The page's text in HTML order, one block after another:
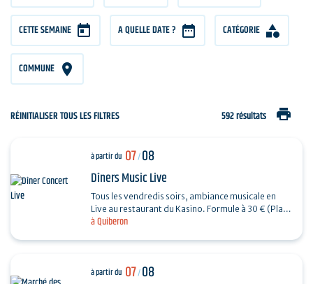
CETTE SEMAINE A QUELLE DATE ? CATÉGORIE
COMMUNE
RÉINITIALISER TOUS LES FILTRES 592 résultats print
à Quiberon
à partir du 07/08
Dîners Music Live
Tous les vendredis soirs, ambiance musicale en
Live au restaurant du Kasino. Formule à 30 € (Plat
à partir du 07/08